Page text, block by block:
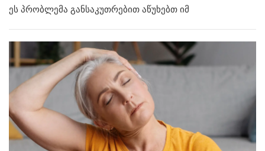
ეს პრობლემა განსაკუთრებით აწუხებთ იმ